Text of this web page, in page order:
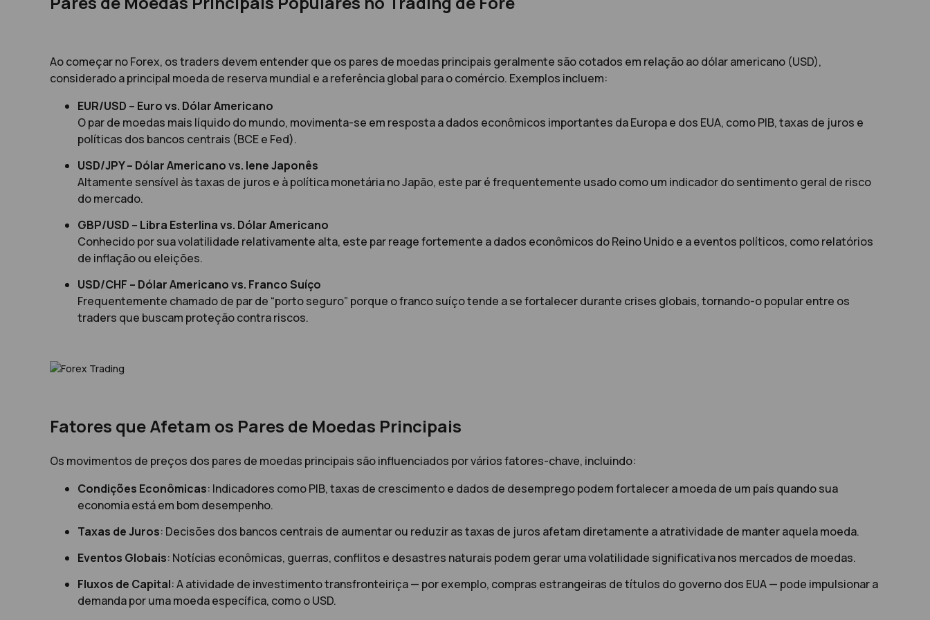
Ao começar no Forex, os traders devem entender que os pares de moedas principais geralmente são cotados em relação ao dólar americano (USD),
considerado a principal moeda de reserva mundial e a referência global para o comércio. Exemplos incluem:
EUR/USD – Euro vs. Dólar Americano
O par de moedas mais líquido do mundo, movimenta-se em resposta a dados econômicos importantes da Europa e dos EUA, como PIB, taxas de juros e
políticas dos bancos centrais (BCE e Fed).
USD/JPY – Dólar Americano vs. Iene Japonês
Altamente sensível às taxas de juros e à política monetária no Japão, este par é frequentemente usado como um indicador do sentimento geral de risco
do mercado.
GBP/USD – Libra Esterlina vs. Dólar Americano
Conhecido por sua volatilidade relativamente alta, este par reage fortemente a dados econômicos do Reino Unido e a eventos políticos, como relatórios
de inflação ou eleições.
USD/CHF – Dólar Americano vs. Franco Suíço
Frequentemente chamado de par de “porto seguro” porque o franco suíço tende a se fortalecer durante crises globais, tornando-o popular entre os
traders que buscam proteção contra riscos.
Fatores que Afetam os Pares de Moedas Principais
Os movimentos de preços dos pares de moedas principais são influenciados por vários fatores-chave, incluindo:
Condições Econômicas: Indicadores como PIB, taxas de crescimento e dados de desemprego podem fortalecer a moeda de um país quando sua
economia está em bom desempenho.
Taxas de Juros: Decisões dos bancos centrais de aumentar ou reduzir as taxas de juros afetam diretamente a atratividade de manter aquela moeda.
Eventos Globais: Notícias econômicas, guerras, conflitos e desastres naturais podem gerar uma volatilidade significativa nos mercados de moedas.
Fluxos de Capital: A atividade de investimento transfronteiriça — por exemplo, compras estrangeiras de títulos do governo dos EUA — pode impulsionar a
demanda por uma moeda específica, como o USD.